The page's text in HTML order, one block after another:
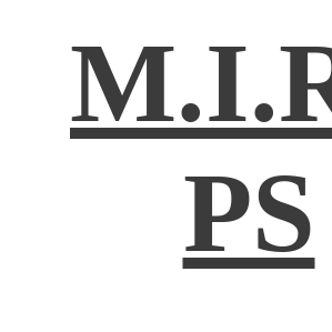
PS